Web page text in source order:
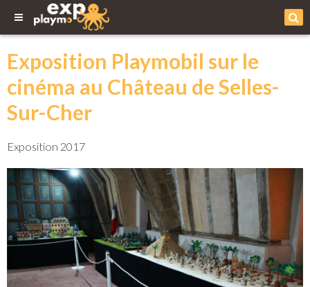
Exposition Playmobil sur le
cinéma au Château de Selles-
Sur-Cher
Exposition 2017